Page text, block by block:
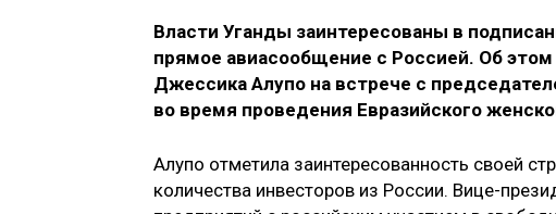
Власти Уганды заинтересованы в
прямое авиасообщение с Россией. Об
Джессика Алупо на встрече с
во время проведения Евразийского
Алупо отметила заинтересованность своей
количества инвесторов из России. Вице-